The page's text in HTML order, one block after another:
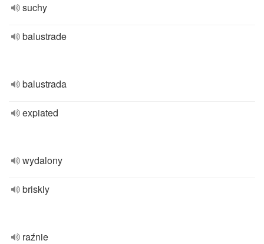
suchy
balustrade
balustrada
expiated
wydalony
briskly
raźnie